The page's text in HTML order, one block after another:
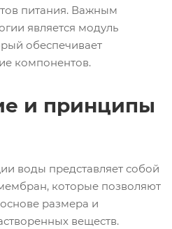
питания. Важным
является модуль
обеспечивает
компонентов.
и принципы
воды представляет собой
которые позволяют
размера и
веществ.